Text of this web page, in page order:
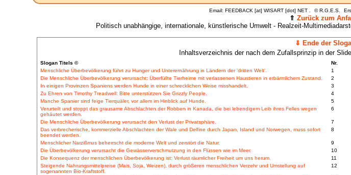
Email: FEEDBACK [at] WISART [dot] NET . ©R.G.E.S.
⇑ Zurück zum
Politisch unabhängige, internationale, künstlerische Umwelt - Realzeit-
⇓ Ende der
Inhaltsverzeichnis der nach dem Zufallsprinzip in der
Slogan Titels © Nr.
Menschliche Überbevölkerung führt zu Hunger und Unterernährung in Ländern der 'dritten Welt'.
1
Die Menschliche Überbevölkerung verursacht: Überfüllte Tierheime mit verlassenen Haustieren in erbärmlichem Zustand.
2
In einigen Provinzen Spaniens werden Hunde in einer schrecklichen Weise misshandelt.
3
Zu Ehren von Timothy Treadwell: Bitte unterstützen Sie Grizzly People.
4
Manche Spanier sind feige Tierquäler, vor allem im Hinblick auf Hunde.
5
Verurteilt und stoppt das grausame Abschlachten der Robben in Kanada, die bei lebendigem Leib ihres Felles wegen
gehäutet werden.
6
Die Menschliche Überbevölkerung verursacht den Verlust der Privatsphäre. 7
Das verbrecherische, kommerzielle Abschlachten der Wale und Delfine durch Japan, Island und Norwegen, muss sofort
beendet werden.
8
Menschlicher Narzißmus beherrscht die moderne Welt und zerstört die Natur. 9
Die Überbevölkerung verursacht die Gewässerverschmutzung in den Flüssen wie im Meer.
10
Die Konsequenz der menschlichen Überbevölkerung ist: Verlust räumlicher Freiheit um uns herum.
11
Steigende Nahrungsmittelpreise (Mais, Soja, Weizen), durch größeren menschlichen Verzehr und Umstellung auf
sogenannten Bio-Kraftstoff.
12